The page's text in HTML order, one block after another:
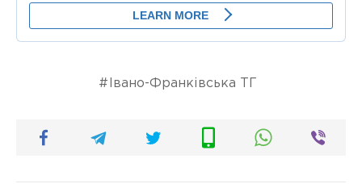
Івано-Франківська ТГ